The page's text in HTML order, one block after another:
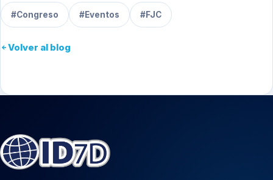
#Congreso #Eventos #FJC
Volver al blog